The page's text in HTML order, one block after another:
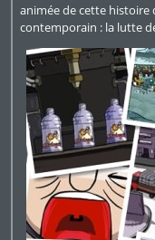
animée de cette histoire
contemporain : la lutte